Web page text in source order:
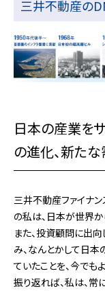
三井不動産の
日本の産業を
の進化、新た
三井不動産ファイナ
の私は、日本が世界
また、投資顧問に出
み、なんとかして日
ていたことを、今でも
振り返れば、私は、